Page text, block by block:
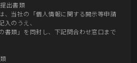
出書類
、当社の「個人情報に関する開示等申請
のうえ、
書類」を同封し、下記問合わせ窓口まで